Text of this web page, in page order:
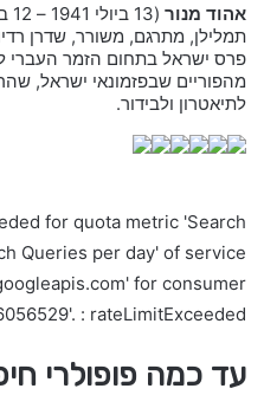
אהוד מנור
תמלילן, מתרגם, משורר, שדרן
מהפוריים שבפזמונאי ישראל,
לתיאטרון ולבידור.
for quota metric 'Search
Queries per day' of service
for consumer
: rateLimitExceeded
עד כמה פופולרי